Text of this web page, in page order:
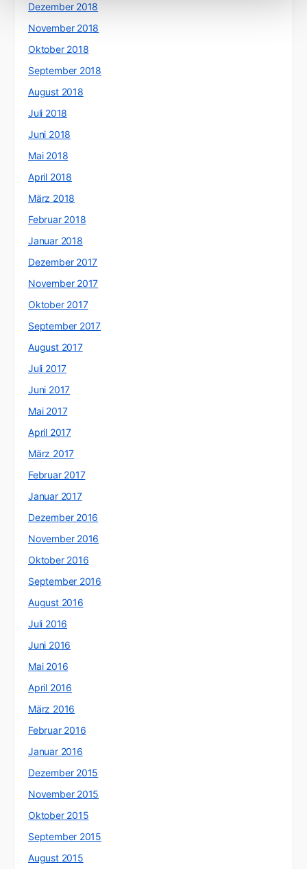
Dezember 2018
November 2018
Oktober 2018
September 2018
August 2018
Juli 2018
Juni 2018
Mai 2018
April 2018
März 2018
Februar 2018
Januar 2018
Dezember 2017
November 2017
Oktober 2017
September 2017
August 2017
Juli 2017
Juni 2017
Mai 2017
April 2017
März 2017
Februar 2017
Januar 2017
Dezember 2016
November 2016
Oktober 2016
September 2016
August 2016
Juli 2016
Juni 2016
Mai 2016
April 2016
März 2016
Februar 2016
Januar 2016
Dezember 2015
November 2015
Oktober 2015
September 2015
August 2015